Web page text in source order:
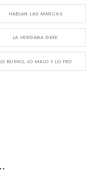
HABLAN LAS MARCAS
LA VERGARA GEEK
LO BUENO, LO MALO Y LO FEO